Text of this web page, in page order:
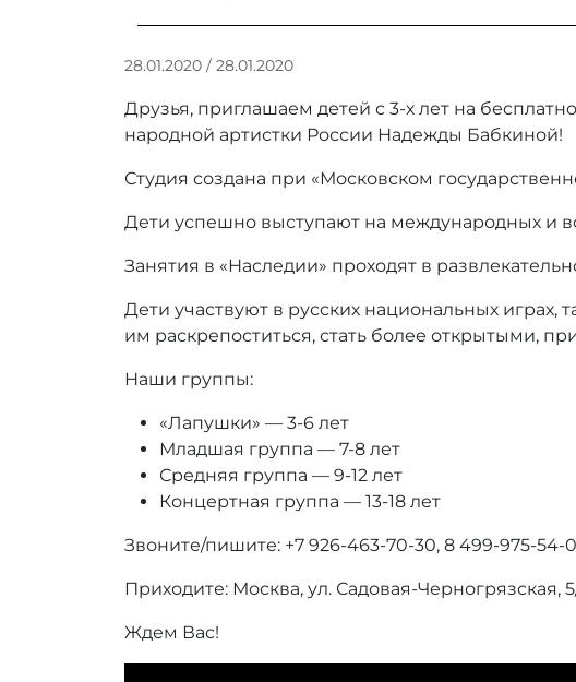
28.01.2020 / 28.01.2020
т
о
:
r
a
m
i
Друзья, приглашаем детей с 3-х лет на
народной артистки России Надежды Бабкиной!
Студия создана при «Московском
Дети успешно выступают на международных и
Занятия в «Наследии» проходят в
Дети участвуют в русских национальных
им раскрепоститься, стать более открытыми,
Наши группы:
«Лапушки» — 3-6 лет
Младшая группа — 7-8 лет
Средняя группа — 9-12 лет
Концертная группа — 13-18 лет
Звоните/пишите: +7 926-463-70-30, 8 499-975-54-
Приходите: Москва, ул. Садовая-Черногрязская,
Ждем Вас!